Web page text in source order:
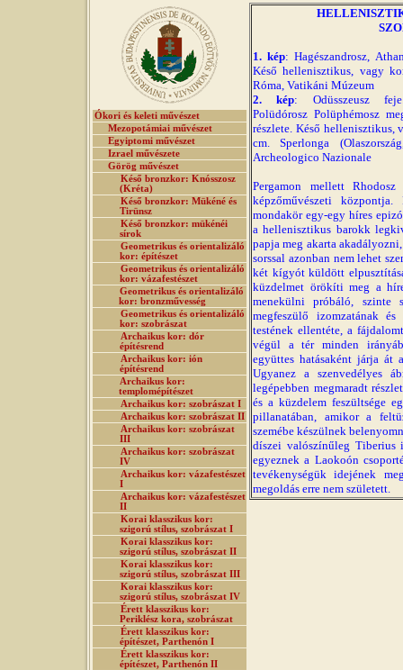
Ókori és keleti művészet
Mezopotámiai művészet
Egyiptomi művészet
Izrael művészete
Görög művészet
Késő bronzkor: Knósszosz
(Kréta)
Késő bronzkor: Mükéné és
Tirünsz
Késő bronzkor: mükénéi
sírok
Geometrikus és orientalizáló
kor: építészet
Geometrikus és orientalizáló
kor: vázafestészet
Geometrikus és orientalizáló
kor: bronzművesség
Geometrikus és orientalizáló
kor: szobrászat
Archaikus kor: dór
építésrend
Archaikus kor: ión
építésrend
Archaikus kor:
templomépítészet
Archaikus kor: szobrászat I
Archaikus kor: szobrászat II
Archaikus kor: szobrászat
III
Archaikus kor: szobrászat
IV
Archaikus kor: vázafestészet
I
Archaikus kor: vázafestészet
II
Korai klasszikus kor:
szigorú stílus, szobrászat I
Korai klasszikus kor:
szigorú stílus, szobrászat II
Korai klasszikus kor:
szigorú stílus, szobrászat III
Korai klasszikus kor:
szigorú stílus, szobrászat IV
Érett klasszikus kor:
Periklész kora, szobrászat
Érett klasszikus kor:
építészet, Parthenón I
Érett klasszikus kor:
építészet, Parthenón II
1. kép: Hagészandrosz,
Késő hellenisztikus, vagy
Róma, Vatikáni Múzeum
2. kép: Odüsszeusz
Polüdórosz Polüphémosz
részlete. Késő hellenisztikus,
cm. Sperlonga
Archeologico Nazionale
Pergamon mellett
képzőművészeti
mondakör egy-egy híres
a hellenisztikus barokk
papja meg akarta
sorssal azonban nem lehet
két kígyót küldött
küzdelmet örökíti meg a
menekülni próbáló, szinte
megfeszülő izomzatának
testének ellentéte, a
végül a tér minden
együttes hatásaként járja át
Ugyanez a szenvedélyes
legépebben megmaradt
és a küzdelem feszültsége
pillanatában, amikor a
szemébe készülnek
díszei valószínűleg Tiberius
egyeznek a Laokoón
tevékenységük idejének
megoldás erre nem született.